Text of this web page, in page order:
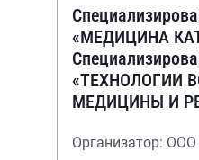
«МЕДИЦИНА
«ТЕХНОЛОГИИ
МЕДИЦИНЫ И
Организатор: